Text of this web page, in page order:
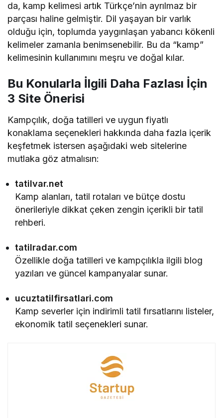
da, kamp kelimesi artık Türkçe’nin ayrılmaz bir
parçası haline gelmiştir. Dil yaşayan bir varlık
olduğu için, toplumda yaygınlaşan yabancı kökenli
kelimeler zamanla benimsenebilir. Bu da “kamp”
kelimesinin kullanımını meşru ve doğal kılar.
Bu Konularla İlgili Daha Fazlası İçin
3 Site Önerisi
Kampçılık, doğa tatilleri ve uygun fiyatlı
konaklama seçenekleri hakkında daha fazla içerik
keşfetmek istersen aşağıdaki web sitelerine
mutlaka göz atmalısın:
tatilvar.net
Kamp alanları, tatil rotaları ve bütçe dostu
önerileriyle dikkat çeken zengin içerikli bir tatil
rehberi.
tatilradar.com
Özellikle doğa tatilleri ve kampçılıkla ilgili blog
yazıları ve güncel kampanyalar sunar.
ucuztatilfirsatlari.com
Kamp severler için indirimli tatil fırsatlarını listeler,
ekonomik tatil seçenekleri sunar.